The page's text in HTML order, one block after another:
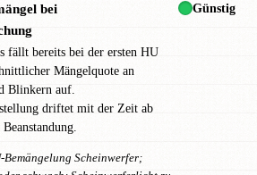
bei
fällt bereits bei der ersten HU
Mängelquote an
Blinkern auf.
driftet mit der Zeit ab
Bemängelung Scheinwerfer;
Günstig